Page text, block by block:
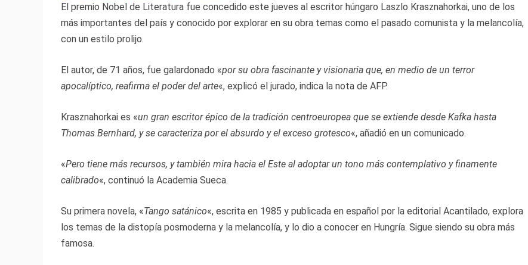
El premio Nobel de Literatura fue concedido este jueves al escritor húngaro Laszlo Krasznahorkai, uno de los
más importantes del país y conocido por explorar en su obra temas como el pasado comunista y la melancolía,
con un estilo prolijo.
El autor, de 71 años, fue galardonado «por su obra fascinante y visionaria que, en medio de un terror
apocalíptico, reafirma el poder del arte«, explicó el jurado, indica la nota de AFP.
Krasznahorkai es «un gran escritor épico de la tradición centroeuropea que se extiende desde Kafka hasta
Thomas Bernhard, y se caracteriza por el absurdo y el exceso grotesco«, añadió en un comunicado.
«Pero tiene más recursos, y también mira hacia el Este al adoptar un tono más contemplativo y finamente
calibrado«, continuó la Academia Sueca.
Su primera novela, «Tango satánico«, escrita en 1985 y publicada en español por la editorial Acantilado, explora
los temas de la distopía posmoderna y la melancolía, y lo dio a conocer en Hungría. Sigue siendo su obra más
famosa.